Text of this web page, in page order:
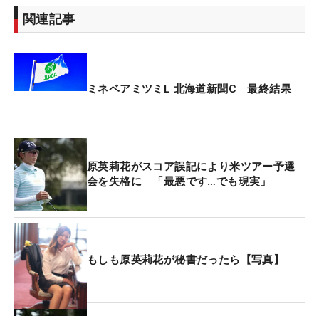
の「70」。トータル10アンダーと今季16試合目で
初の2桁アンダーに乗せたが、25度目のトライも宿
「いい感覚はあるけど、スコアになかなか結びつか
レディスオープン」に続いて、今季3度目のトップ
10入りとなる6位フィニッシュ。確実に状態が上向
いている手ごたえは感じ取っている。
年間スケジュールにも変更はない。昨年も挑戦した
翌年の米ツアー出場権をかけた予選会について尋ね
ると、「はい、出ます」と即答した。昨年は2次予
選会（Qスクール・ステージ2）で過少申告による失
格という悪夢を味わった。
関連記事
ミネベアミツミL 北海道新聞C 最終結果
原英莉花がスコア誤記により米ツアー予選
会を失格に 「最悪です…でも現実」
もしも原英莉花が秘書だったら【写真】